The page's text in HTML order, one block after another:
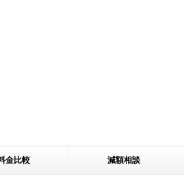
金比較 減額相談